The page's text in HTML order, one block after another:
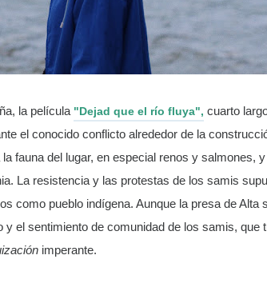
la película "Dejad que el río fluya", cuarto
el conocido conflicto alrededor de la
fauna del lugar, en especial renos y salmones,
La resistencia y las protestas de los samis
como pueblo indígena. Aunque la presa de Alta
el sentimiento de comunidad de los samis, que
imperante.